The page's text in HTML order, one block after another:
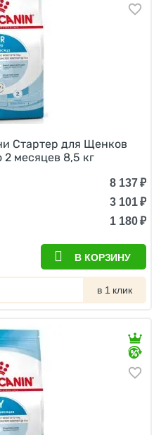
Стартер для Щенков
2 месяцев 8,5 кг
8 137₽
3 101₽
1 180₽
В КОРЗИНУ
в 1 клик